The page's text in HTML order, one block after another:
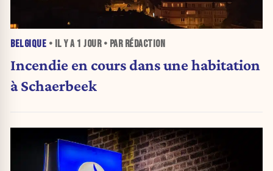
BELGIQUE • IL Y A 1 JOUR• PAR RÉDACTION
Incendie en cours dans une habitation
à Schaerbeek